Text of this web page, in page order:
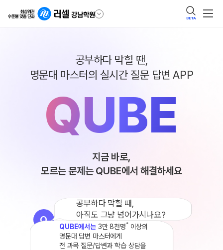
BETA
공부하다 막힐 땐,
명문대 마스터의 실시간 질문 답변 APP
QUBE
지금 바로,
모르는 문제는 QUBE에서 해결하세요
공부하다 막힐 때,
아직도 그냥 넘어가시나요?
Q
QUBE에서는3만 8천명* 이상의
명문대 답변 마스터에게
전 과목 질문/답변과 학습 상담을